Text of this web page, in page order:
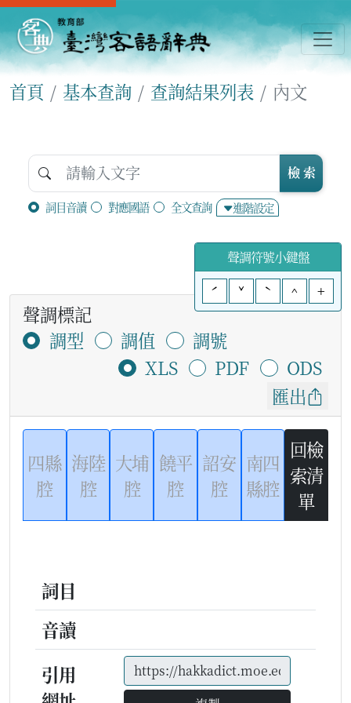
首頁 基本查詢 查詢結果列表 內文
詞目音讀 對應國語 全文查詢 進階設定
檢 索
聲調符號小鍵盤
ˊ
ˇ ˋ ^ +
聲調標記
調型
調值
調號
XLS
PDF
ODS
匯出
四縣
腔
海陸
腔
大埔
腔
饒平
腔
詔安
腔
南四
縣腔
回檢
索清
單
詞目
音讀
引用